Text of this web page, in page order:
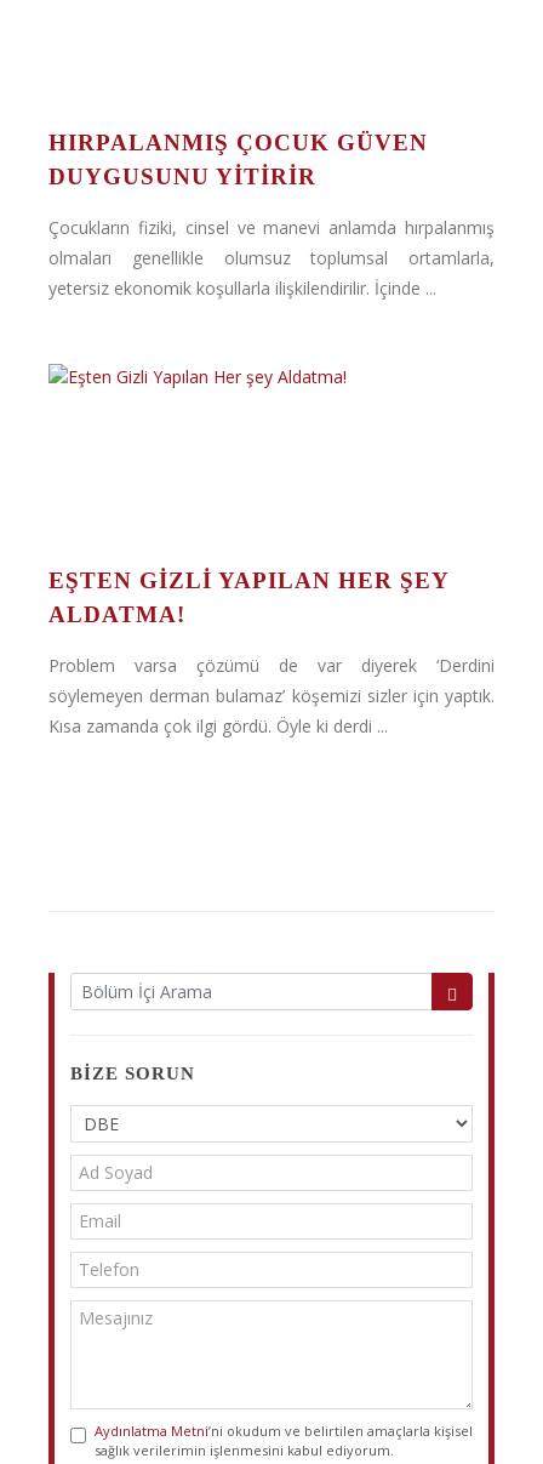
HIRPALANMIŞ ÇOCUK GÜVEN
DUYGUSUNU YITIRIR
Çocukların fiziki, cinsel ve manevi anlamda hırpalanmış
olmaları genellikle olumsuz toplumsal ortamlarla,
yetersiz ekonomik koşullarla ilişkilendirilir. İçinde ...
EŞTEN GIZLI YAPILAN HER ŞEY
ALDATMA!
Problem varsa çözümü de var diyerek ‘Derdini
söylemeyen derman bulamaz’ köşemizi sizler için yaptık.
Kısa zamanda çok ilgi gördü. Öyle ki derdi ...
BIZE SORUN
Aydınlatma Metni’ni okudum ve belirtilen amaçlarla kişisel
sağlık verilerimin işlenmesini kabul ediyorum.